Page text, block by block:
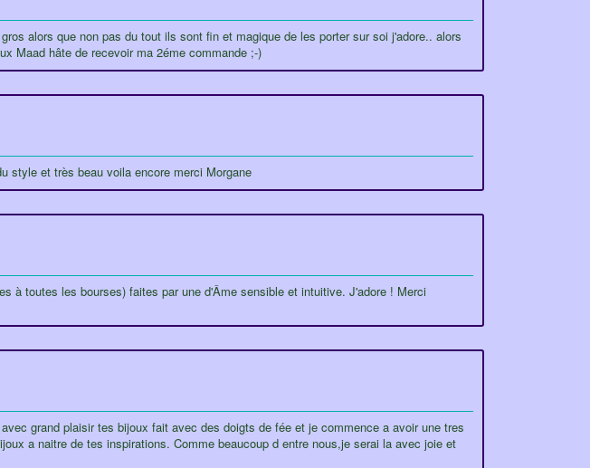
alors que non pas du tout ils sont fin et magique de les porter sur soi j'adore.. alors
Maad hâte de recevoir ma 2éme commande ;-)
style et très beau voila encore merci Morgane
à toutes les bourses) faites par une d'Âme sensible et intuitive. J'adore ! Merci
grand plaisir tes bijoux fait avec des doigts de fée et je commence a avoir une tres
a naitre de tes inspirations. Comme beaucoup d entre nous,je serai la avec joie et